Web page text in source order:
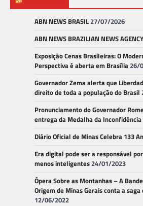
ABN NEWS BRASIL27/07/2026
ABN NEWS BRAZILIAN NEWS AGENCY
Exposição Cenas Brasileiras: O
Perspectiva é aberta em Brasília26/
Governador Zema alerta que
direito de toda a população do Brasil
Pronunciamento do Governador
entrega da Medalha da Inconfidência
Diário Oficial de Minas Celebra 133
Era digital pode ser a responsável
menos inteligentes24/01/2023
Ópera Sobre as Montanhas – A
Origem de Minas Gerais conta a saga
12/06/2022